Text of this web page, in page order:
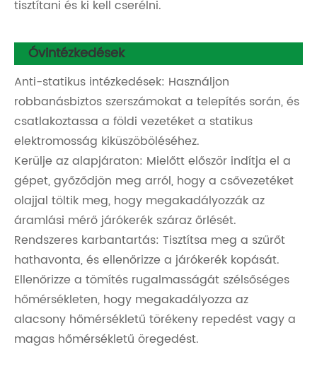
tisztítani és ki kell cserélni.
Óvintézkedések
Anti-statikus intézkedések: Használjon
robbanásbiztos szerszámokat a telepítés során, és
csatlakoztassa a földi vezetéket a statikus
elektromosság kiküszöböléséhez.
Kerülje az alapjáraton: Mielőtt először indítja el a
gépet, győződjön meg arról, hogy a csővezetéket
olajjal töltik meg, hogy megakadályozzák az
áramlási mérő járókerék száraz őrlését.
Rendszeres karbantartás: Tisztítsa meg a szűrőt
hathavonta, és ellenőrizze a járókerék kopását.
Ellenőrizze a tömítés rugalmasságát szélsőséges
hőmérsékleten, hogy megakadályozza az
alacsony hőmérsékletű törékeny repedést vagy a
magas hőmérsékletű öregedést.